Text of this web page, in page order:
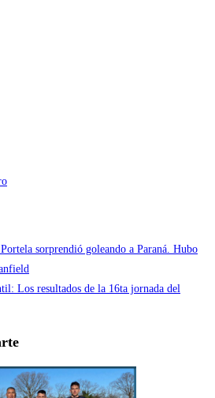
sorprendió goleando a Paraná. Hubo
Los resultados de la 16ta jornada del